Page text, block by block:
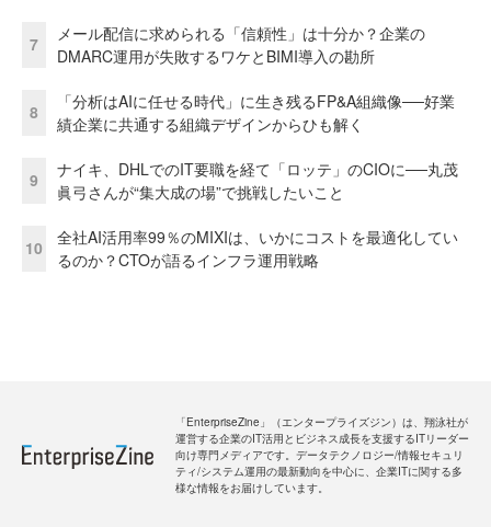
7
メール配信に求められる「信頼性」は十分か？企業の
DMARC運用が失敗するワケとBIMI導入の勘所
8
「分析はAIに任せる時代」に生き残るFP&A組織像──好業
績企業に共通する組織デザインからひも解く
9
ナイキ、DHLでのIT要職を経て「ロッテ」のCIOに──丸茂
眞弓さんが“集大成の場”で挑戦したいこと
10
全社AI活用率99％のMIXIは、いかにコストを最適化してい
るのか？CTOが語るインフラ運用戦略
「EnterpriseZine」（エンタープライズジン）は、翔泳社が
運営する企業のIT活用とビジネス成長を支援するITリーダー
向け専門メディアです。データテクノロジー/情報セキュリ
ティ/システム運用の最新動向を中心に、企業ITに関する多
様な情報をお届けしています。